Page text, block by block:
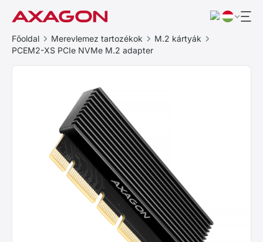
Főoldal Merevlemez tartozékok
M.2 kártyák
PCEM2-XS PCIe NVMe M.2 adapter